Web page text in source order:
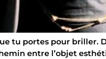
tu portes pour briller.
entre l’objet